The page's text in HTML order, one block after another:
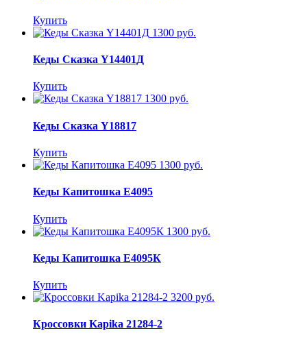
Купить
1300 руб.
Кеды Сказка Y14401Д
Купить
1300 руб.
Кеды Сказка Y18817
Купить
1300 руб.
Кеды Капитошка E4095
Купить
1300 руб.
Кеды Капитошка E4095К
Купить
3200 руб.
Кроссовки Kapika 21284-2